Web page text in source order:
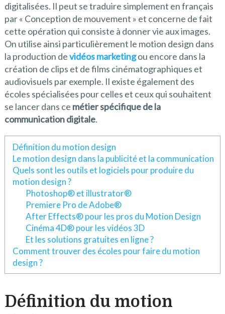
digitalisées. Il peut se traduire simplement en français
par « Conception de mouvement » et concerne de fait
cette opération qui consiste à donner vie aux images.
On utilise ainsi particulièrement le motion design dans
la production devidéos marketingou encore dans la
création de clips et de films cinématographiques et
audiovisuels par exemple. Il existe également des
écoles spécialisées pour celles et ceux qui souhaitent
se lancer dans ce métier spécifique de la
communication digitale.
Définition du motion design
Le motion design dans la publicité et la communication
Quels sont les outils et logiciels pour produire du
motion design ?
Photoshop® et illustrator®
Premiere Pro de Adobe®
After Effects® pour les pros du Motion Design
Cinéma 4D® pour les vidéos 3D
Et les solutions gratuites en ligne ?
Comment trouver des écoles pour faire du motion
design ?
Définition du motion